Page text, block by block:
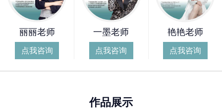
丽丽老师
点我咨询
一墨老师
点我咨询
艳艳老师
点我咨询
作品展示